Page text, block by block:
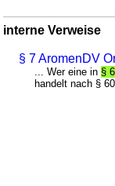
interne Verweise
§ 7 AromenDV
... Wer eine in §
handelt nach §